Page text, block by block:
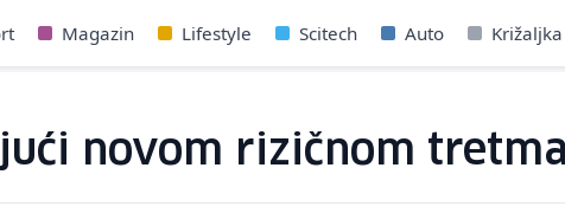
Magazin Lifestyle Scitech Auto Križaljka
novom rizičnom